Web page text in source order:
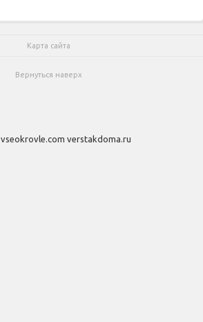
Карта сайта
Вернуться наверх
vseokrovle.com verstakdoma.ru